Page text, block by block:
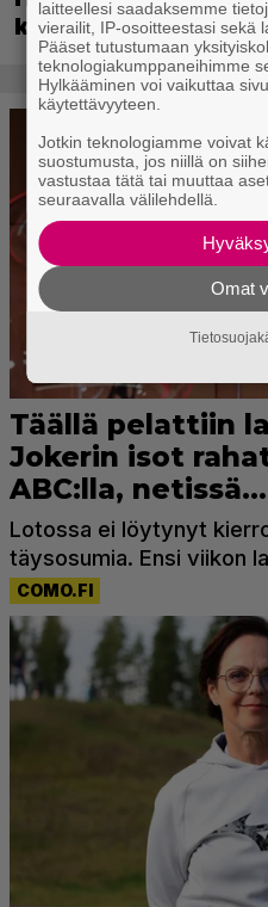
kääntyy
laitteellesi saadaksemme
vierailit, IP-osoitteestasi sekä
Pääset tutustumaan
teknologiakumppaneihimme
Hylkääminen voi vaikuttaa
käytettävyyteen.
Jotkin teknologiamme voivat
suostumusta, jos niillä on
vastustaa tätä tai muuttaa
seuraavalla välilehdellä.
Omat